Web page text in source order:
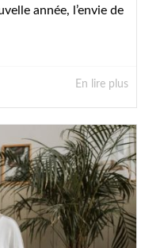
année, l’envie de
En lire plus